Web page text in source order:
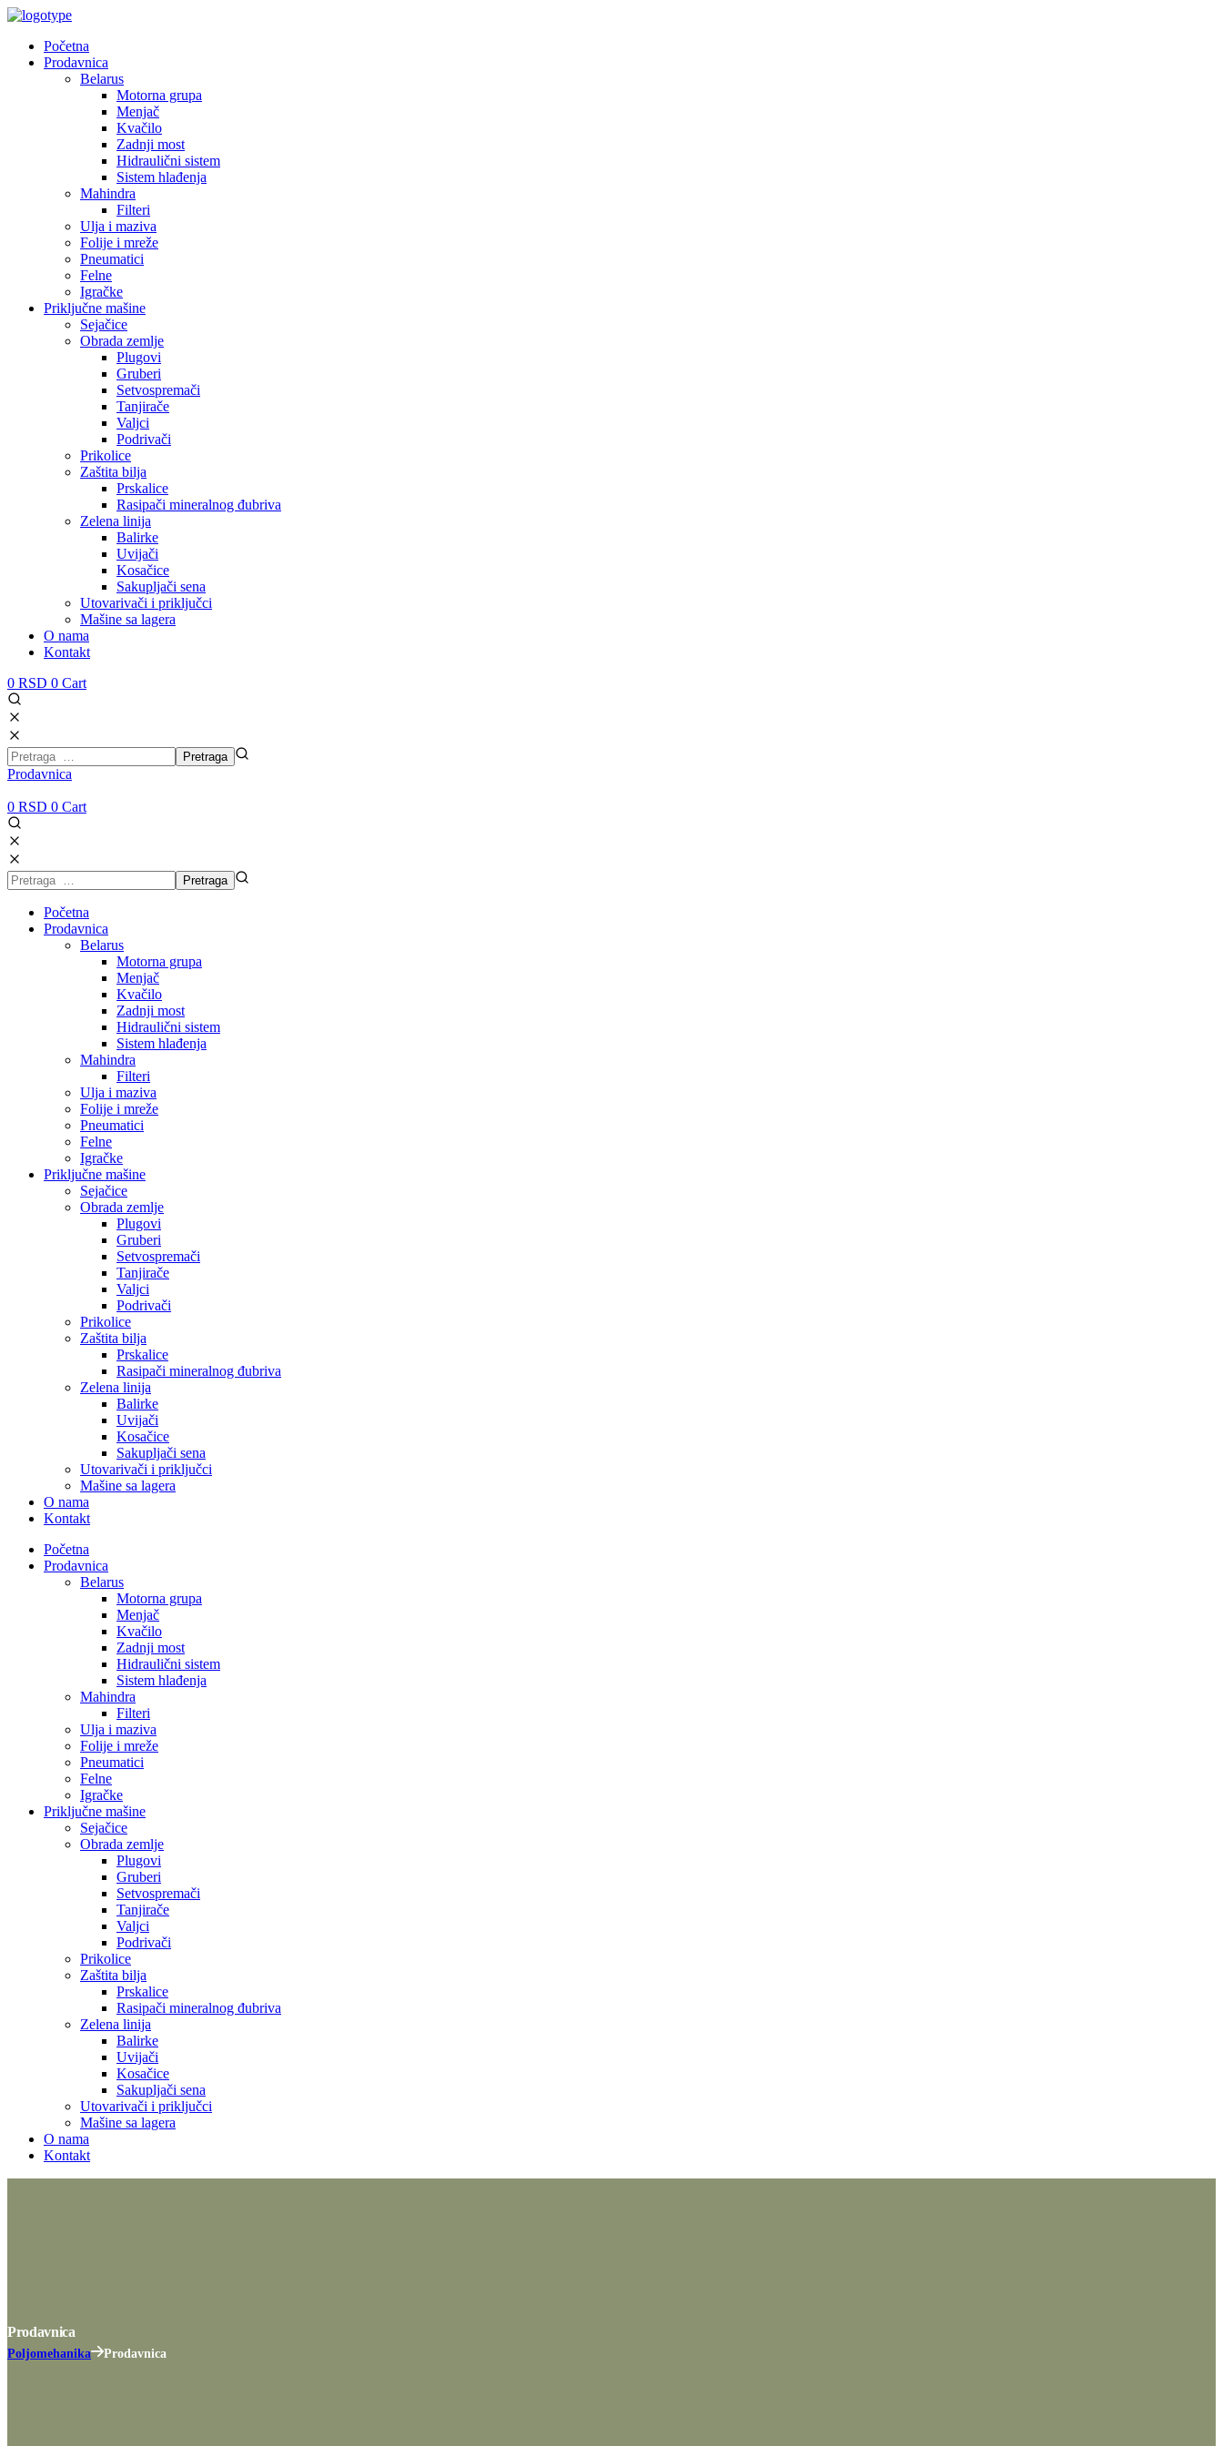
Početna
Prodavnica
Belarus
Motorna grupa
Menjač
Kvačilo
Zadnji most
Hidraulični sistem
Sistem hlađenja
Mahindra
Filteri
Ulja i maziva
Folije i mreže
Pneumatici
Felne
Igračke
Priključne mašine
Sejačice
Obrada zemlje
Plugovi
Gruberi
Setvospremači
Tanjirače
Valjci
Podrivači
Prikolice
Zaštita bilja
Prskalice
Rasipači mineralnog đubriva
Zelena linija
Balirke
Uvijači
Kosačice
Sakupljači sena
Utovarivači i priključci
Mašine sa lagera
O nama
Kontakt
0 RSD 0 Cart
Prodavnica
0 RSD 0 Cart
Početna
Prodavnica
Belarus
Motorna grupa
Menjač
Kvačilo
Zadnji most
Hidraulični sistem
Sistem hlađenja
Mahindra
Filteri
Ulja i maziva
Folije i mreže
Pneumatici
Felne
Igračke
Priključne mašine
Sejačice
Obrada zemlje
Plugovi
Gruberi
Setvospremači
Tanjirače
Valjci
Podrivači
Prikolice
Zaštita bilja
Prskalice
Rasipači mineralnog đubriva
Zelena linija
Balirke
Uvijači
Kosačice
Sakupljači sena
Utovarivači i priključci
Mašine sa lagera
O nama
Kontakt
Početna
Prodavnica
Belarus
Motorna grupa
Menjač
Kvačilo
Zadnji most
Hidraulični sistem
Sistem hlađenja
Mahindra
Filteri
Ulja i maziva
Folije i mreže
Pneumatici
Felne
Igračke
Priključne mašine
Sejačice
Obrada zemlje
Plugovi
Gruberi
Setvospremači
Tanjirače
Valjci
Podrivači
Prikolice
Zaštita bilja
Prskalice
Rasipači mineralnog đubriva
Zelena linija
Balirke
Uvijači
Kosačice
Sakupljači sena
Utovarivači i priključci
Mašine sa lagera
O nama
Kontakt
Prodavnica
Poljomehanika Prodavnica